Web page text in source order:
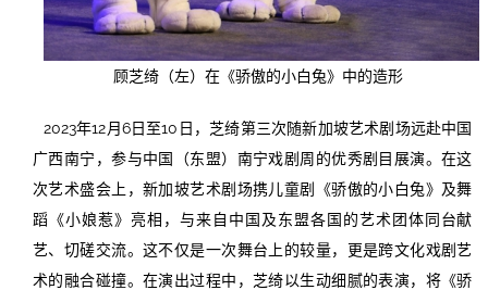
顾芝绮（左）在《骄傲的小白兔》中的造形
2023年12月6日至10日，芝绮第三次随新加坡艺术剧场远赴中国
广西南宁，参与中国（东盟）南宁戏剧周的优秀剧目展演。在这
次艺术盛会上，新加坡艺术剧场携儿童剧《骄傲的小白兔》及舞
蹈《小娘惹》亮相，与来自中国及东盟各国的艺术团体同台献
艺、切磋交流。这不仅是一次舞台上的较量，更是跨文化戏剧艺
术的融合碰撞。在演出过程中，芝绮以生动细腻的表演，将《骄